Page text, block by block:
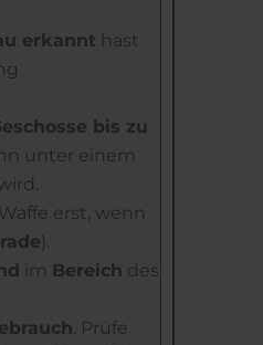
erkannt hast
bis zu
unter einem
erst, wenn
).
im Bereich des
. Prüfe